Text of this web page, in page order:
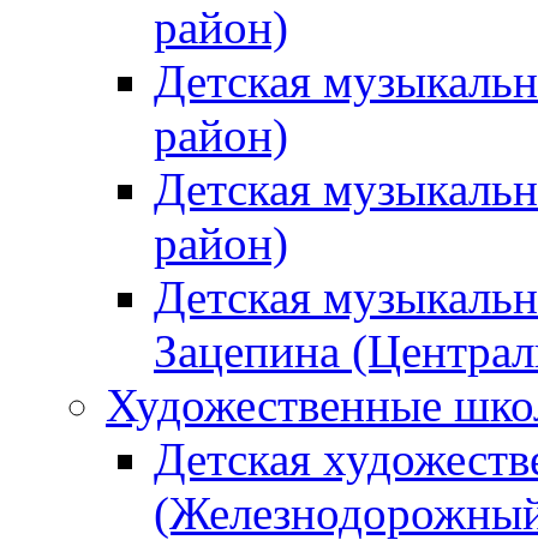
район)
Детская
район)
Детская
район)
Детская
Зацепина
Художественные
Детская